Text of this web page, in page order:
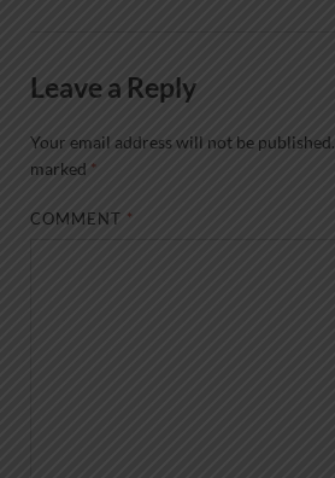
Leave a Reply
Your email address will not be published.
marked *
COMMENT *